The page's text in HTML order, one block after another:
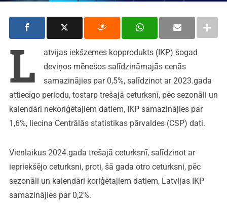
L
atvijas iekšzemes kopprodukts (IKP) šogad
deviņos mēnešos salīdzināmajās cenās
samazinājies par 0,5%, salīdzinot ar 2023.gada
attiecīgo periodu, tostarp trešajā ceturksnī, pēc sezonāli un
kalendāri nekoriģētajiem datiem, IKP samazinājies par
1,6%, liecina Centrālās statistikas pārvaldes (CSP) dati.
Vienlaikus 2024.gada trešajā ceturksnī, salīdzinot ar
iepriekšējo ceturksni, proti, šā gada otro ceturksni, pēc
sezonāli un kalendāri koriģētajiem datiem, Latvijas IKP
samazinājies par 0,2%.